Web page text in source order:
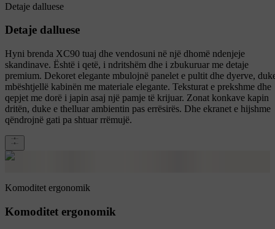
Detaje dalluese
Detaje dalluese
Hyni brenda XC90 tuaj dhe vendosuni në një dhomë ndenjeje
skandinave. Është i qetë, i ndritshëm dhe i zbukuruar me detaje
premium. Dekoret elegante mbulojnë panelet e pultit dhe dyerve,
mbështjellë kabinën me materiale elegante. Teksturat e prekshme dhe
qepjet me dorë i japin asaj një pamje të krijuar. Zonat konkave kapin
dritën, duke e thelluar ambientin pas errësirës. Dhe ekranet e hijshme
qëndrojnë gati pa shtuar rrëmujë.
Komoditet ergonomik
Komoditet ergonomik